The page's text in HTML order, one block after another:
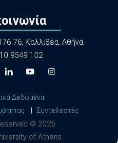
76, Καλλιθέα, Αθήνα
9549 102
Δεδομένα
Συντελεστές
© 2026
of Athens